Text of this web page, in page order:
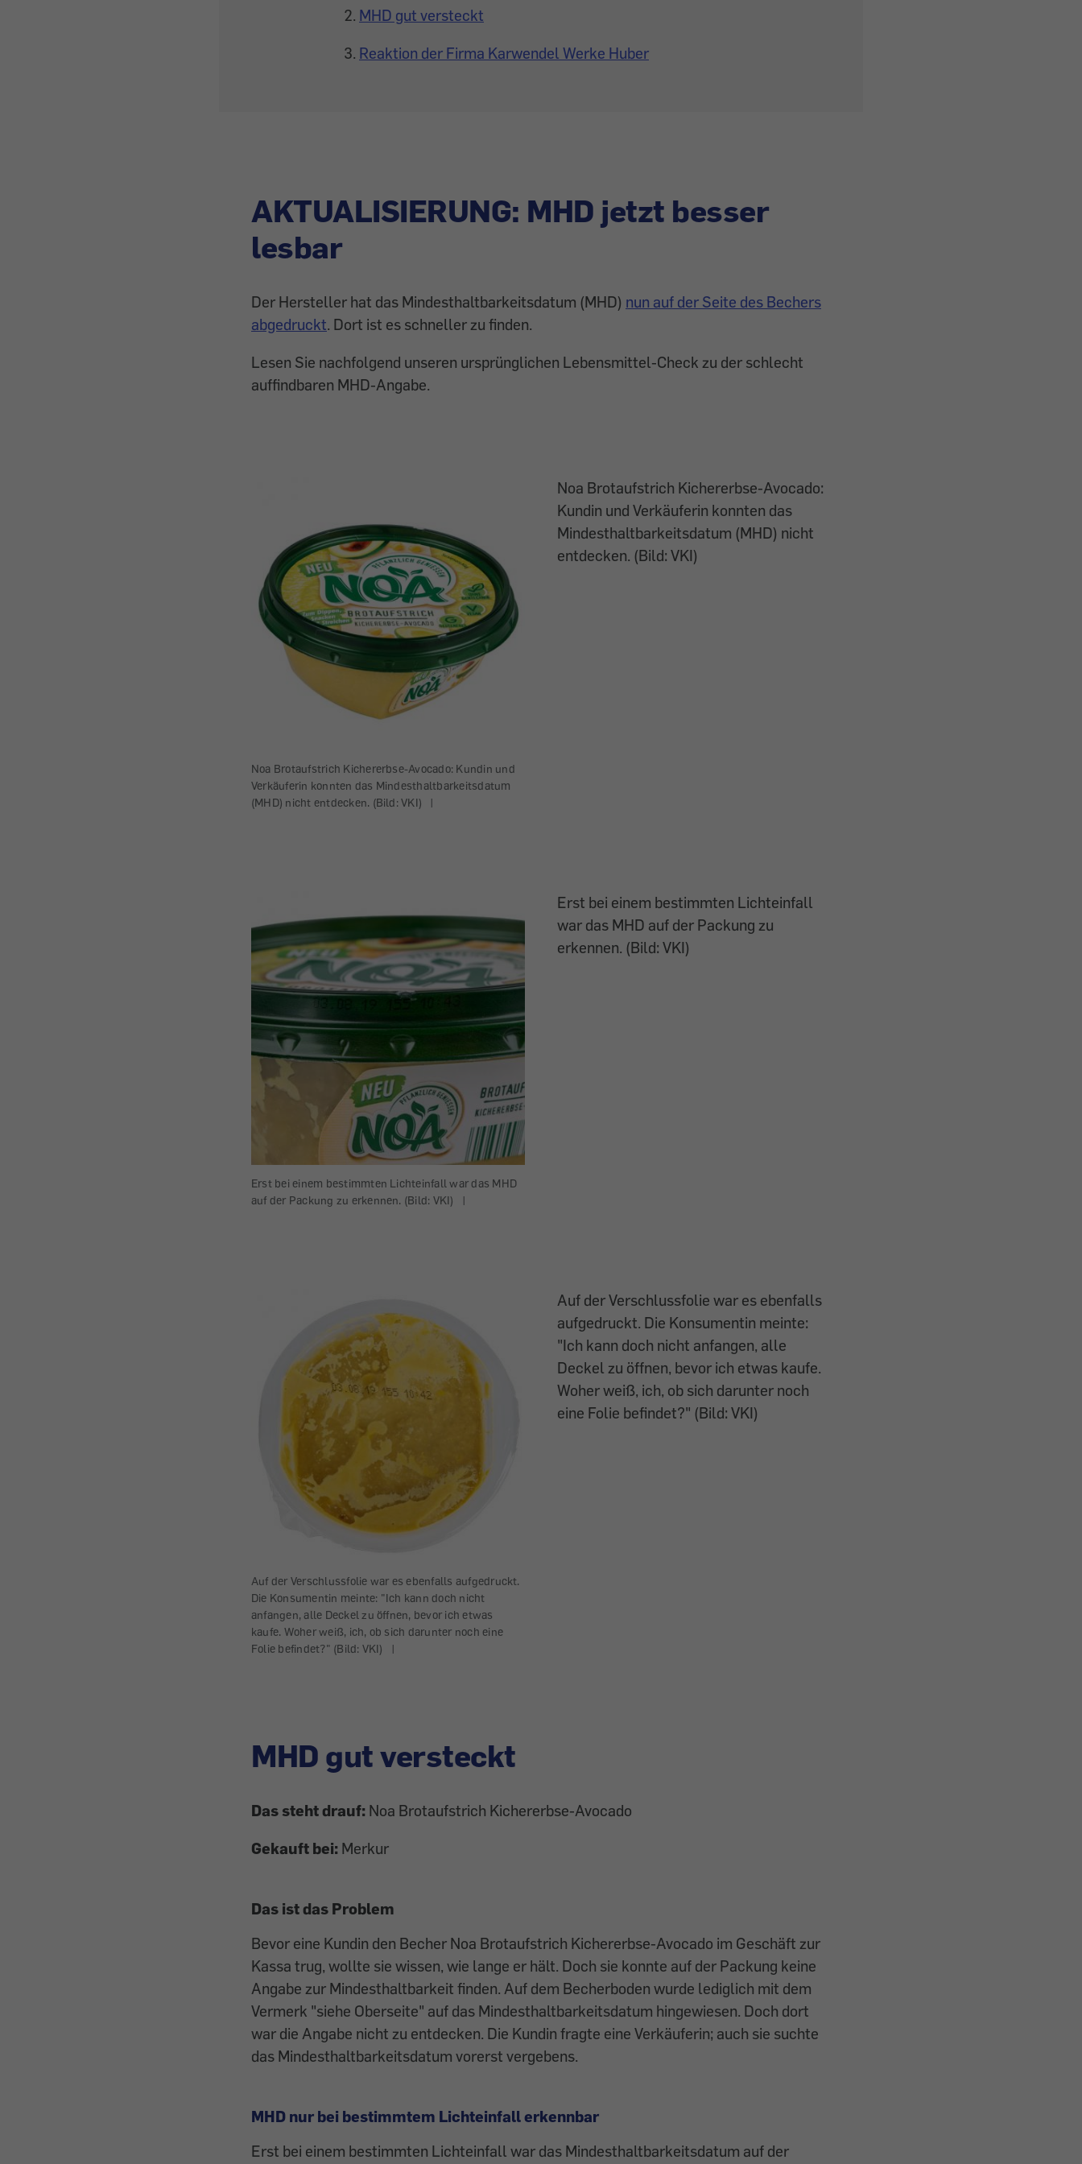
MHD gut versteckt
Reaktion der Firma Karwendel Werke Huber
AKTUALISIERUNG: MHD jetzt besser
lesbar
Der Hersteller hat das Mindesthaltbarkeitsdatum (MHD) nun auf der Seite des Bechers
abgedruckt. Dort ist es schneller zu finden.
Lesen Sie nachfolgend unseren ursprünglichen Lebensmittel-Check zu der schlecht
auffindbaren MHD-Angabe.
Noa Brotaufstrich Kichererbse-Avocado: Kundin und
Verkäuferin konnten das Mindesthaltbarkeitsdatum
(MHD) nicht entdecken. (Bild: VKI)
|
Noa Brotaufstrich Kichererbse-Avocado:
Kundin und Verkäuferin konnten das
Mindesthaltbarkeitsdatum (MHD) nicht
entdecken. (Bild: VKI)
Erst bei einem bestimmten Lichteinfall war das MHD
auf der Packung zu erkennen. (Bild: VKI)
|
Erst bei einem bestimmten Lichteinfall
war das MHD auf der Packung zu
erkennen. (Bild: VKI)
Auf der Verschlussfolie war es ebenfalls aufgedruckt.
Die Konsumentin meinte: "Ich kann doch nicht
anfangen, alle Deckel zu öffnen, bevor ich etwas
kaufe. Woher weiß, ich, ob sich darunter noch eine
Folie befindet?" (Bild: VKI)
|
Auf der Verschlussfolie war es ebenfalls
aufgedruckt. Die Konsumentin meinte:
"Ich kann doch nicht anfangen, alle
Deckel zu öffnen, bevor ich etwas kaufe.
Woher weiß, ich, ob sich darunter noch
eine Folie befindet?" (Bild: VKI)
MHD gut versteckt
Das steht drauf: Noa Brotaufstrich Kichererbse-Avocado
Gekauft bei: Merkur
Das ist das Problem
Bevor eine Kundin den Becher Noa Brotaufstrich Kichererbse-Avocado im Geschäft zur
Kassa trug, wollte sie wissen, wie lange er hält. Doch sie konnte auf der Packung keine
Angabe zur Mindesthaltbarkeit finden. Auf dem Becherboden wurde lediglich mit dem
Vermerk "siehe Oberseite" auf das Mindesthaltbarkeitsdatum hingewiesen. Doch dort
war die Angabe nicht zu entdecken. Die Kundin fragte eine Verkäuferin; auch sie suchte
das Mindesthaltbarkeitsdatum vorerst vergebens.
MHD nur bei bestimmtem Lichteinfall erkennbar
Erst bei einem bestimmten Lichteinfall war das Mindesthaltbarkeitsdatum auf der